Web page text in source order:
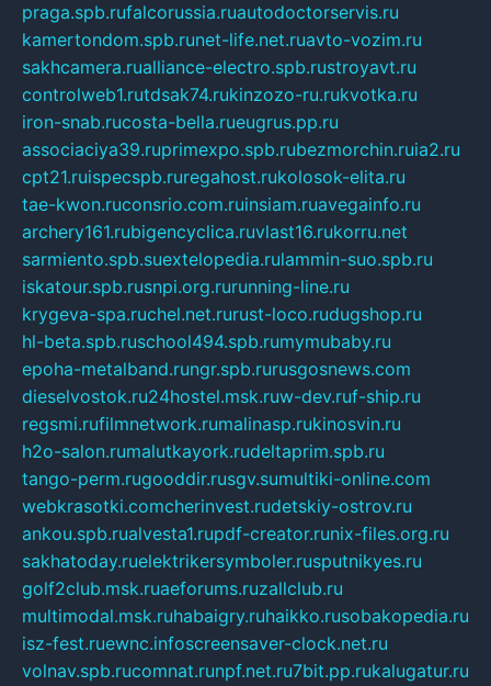
praga.spb.rufalcorussia.ruautodoctorservis.ru
kamertondom.spb.runet-life.net.ruavto-vozim.ru
sakhcamera.rualliance-electro.spb.rustroyavt.ru
controlweb1.rutdsak74.rukinzozo-ru.rukvotka.ru
iron-snab.rucosta-bella.rueugrus.pp.ru
associaciya39.ruprimexpo.spb.rubezmorchin.ruia2.ru
cpt21.ruispecspb.ruregahost.rukolosok-elita.ru
tae-kwon.ruconsrio.com.ruinsiam.ruavegainfo.ru
archery161.rubigencyclica.ruvlast16.rukorru.net
sarmiento.spb.suextelopedia.rulammin-suo.spb.ru
iskatour.spb.rusnpi.org.rurunning-line.ru
krygeva-spa.ruchel.net.rurust-loco.rudugshop.ru
hl-beta.spb.ruschool494.spb.rumymubaby.ru
epoha-metalband.rungr.spb.rurusgosnews.com
dieselvostok.ru24hostel.msk.ruw-dev.ruf-ship.ru
regsmi.rufilmnetwork.rumalinasp.rukinosvin.ru
h2o-salon.rumalutkayork.rudeltaprim.spb.ru
tango-perm.rugooddir.rusgv.sumultiki-online.com
webkrasotki.comcherinvest.rudetskiy-ostrov.ru
ankou.spb.rualvesta1.rupdf-creator.runix-files.org.ru
sakhatoday.ruelektrikersymboler.rusputnikyes.ru
golf2club.msk.ruaeforums.ruzallclub.ru
multimodal.msk.ruhabaigry.ruhaikko.rusobakopedia.ru
isz-fest.ruewnc.infoscreensaver-clock.net.ru
volnav.spb.rucomnat.runpf.net.ru7bit.pp.rukalugatur.ru